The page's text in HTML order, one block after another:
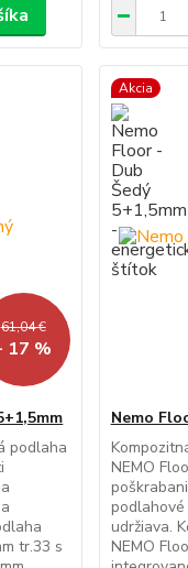
61,04 €
17 %
podlaha
tr.33 s
Akcia
Nemo
NEMO
udržiava.
NEMO